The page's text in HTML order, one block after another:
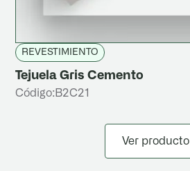
REVESTIMIENTO
Tejuela Gris Cemento
Código: B2C21
Ver producto